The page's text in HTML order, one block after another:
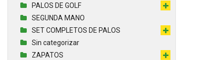
PALOS DE GOLF
SEGUNDA MANO
SET COMPLETOS DE PALOS
Sin categorizar
ZAPATOS